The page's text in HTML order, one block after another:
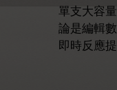
單支大容
論是編輯
即時反應